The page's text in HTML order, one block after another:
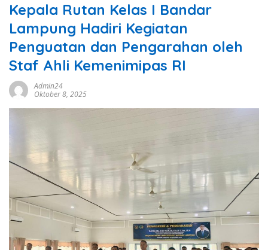
Kepala Rutan Kelas I Bandar
Lampung Hadiri Kegiatan
Penguatan dan Pengarahan oleh
Staf Ahli Kemenimipas RI
Admin24
Oktober 8, 2025